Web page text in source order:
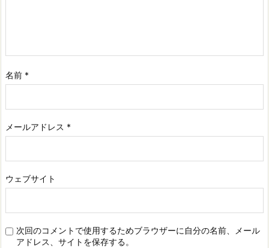
名前 *
メールアドレス *
ウェブサイト
次回のコメントで使用するためブラウザーに自分の名前、メール
アドレス、サイトを保存する。